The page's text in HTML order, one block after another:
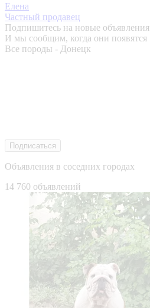
Елена
Частный продавец
Подпишитесь на новые объявления
И мы сообщим, когда они появятся
Все породы - Донецк
Подписаться
Объявления в соседних городах
14 760 объявлений